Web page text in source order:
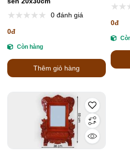
0 đánh giá
0đ
Còn hàng
Thêm giỏ hàng
0đ